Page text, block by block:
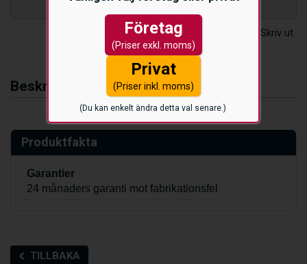
Företag
(Priser exkl. moms)
Privat
(Priser inkl. moms)
(Du kan enkelt ändra detta val senare.)
Lagerstatus: I lager
Beskrivning
Produktfakta
Garantier
24 månaders garanti mot fabrikationsfel
TILLBAKA